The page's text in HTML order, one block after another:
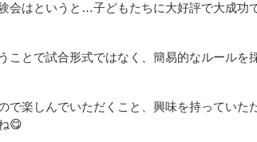
会はというと…子どもたちに大好評で大成功
ことで試合形式ではなく、簡易的なルールを
で楽しんでいただくこと、興味を持っていた
😋